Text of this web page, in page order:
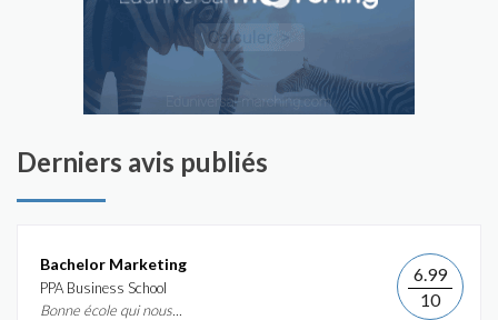
Derniers avis publiés
Bachelor Marketing
PPA Business School
Bonne école qui nous...
6.99
10